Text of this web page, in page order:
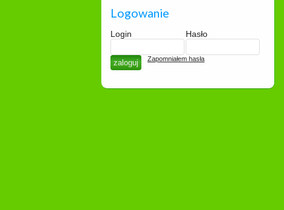
Logowanie
Login Hasło
Zapomniałem hasła